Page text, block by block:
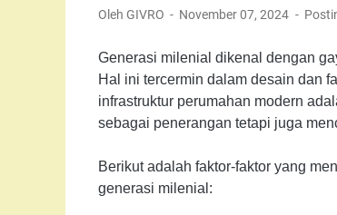
Oleh GIVRO November 07, 2024
Generasi milenial dikenal dengan
Hal ini tercermin dalam desain dan
infrastruktur perumahan modern
sebagai penerangan tetapi juga
Berikut adalah faktor-faktor yang
generasi milenial: